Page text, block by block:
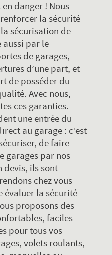
danger ! Nous
la sécurité
sécurisation de
par le
de garages,
d’une part, et
de posséder du
Avec nous,
ces garanties.
une entrée du
au garage : c’est
de faire
garages par nos
devis, ils sont
chez vous
évaluer la sécurité
proposons des
faciles
pour tous vos
volets roulants,